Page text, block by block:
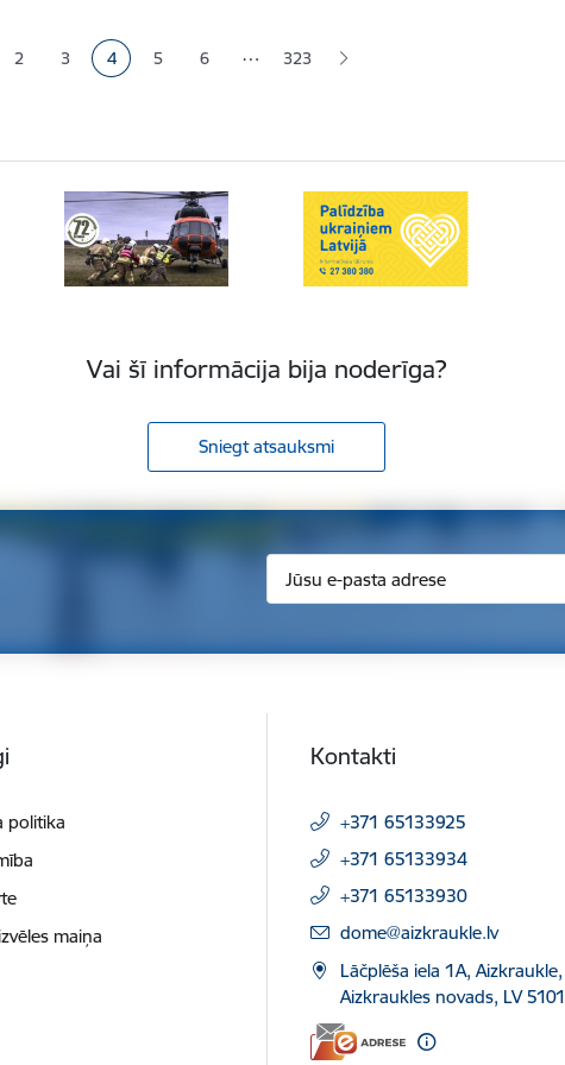
Lapa
2 Lapa
3 Pašreizējā lapa
4 Lapa
5 Lapa
6 … 323
Vai šī informācija bija noderīga?
Sniegt atsauksmi
politika
maiņa
Kontakti
+371 65133925
+371 65133934
+371 65133930
E-pasts:
dome@aizkraukle.lv
Lāčplēša iela 1A, Aizkraukle,
Aizkraukles novads, LV 5101